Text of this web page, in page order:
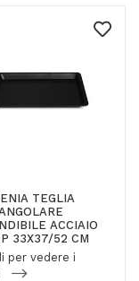
TEGLIA
ACCIAIO
33X37/52 CM
per vedere i